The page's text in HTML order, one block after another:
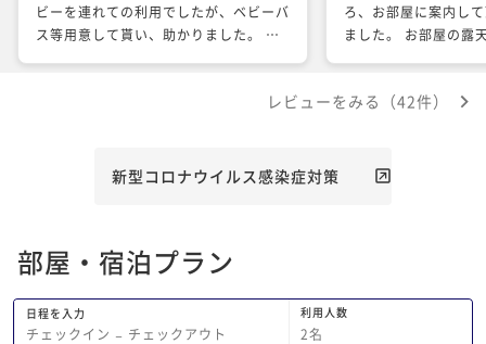
ビーを連れての利用でしたが、ベビーバ
ス等用意して貰い、助かりました。 部
ろ、お部屋に案内し
ました。 お部屋の露
タッフの皆さんも親
レビューをみる（42件）
新型コロナウイルス感染症対策
部屋・宿泊プラン
日程を入力
チェックイン − チェックアウト
利用人数
2名